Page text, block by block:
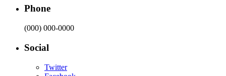
Phone
(000) 000-0000
Social
Twitter